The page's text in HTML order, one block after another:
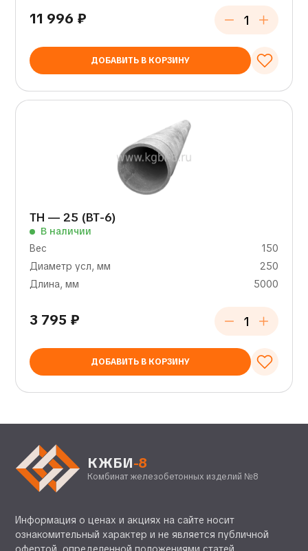
11 996 ₽
ДОБАВИТЬ В КОРЗИНУ
ТН — 25 (ВТ-6)
В наличии
Вес
150
Диаметр усл, мм
250
Длина, мм
5000
3 795 ₽
ДОБАВИТЬ В КОРЗИНУ
КЖБИ-8
Комбинат железобетонных изделий №8
Информация о ценах и акциях на сайте носит
ознакомительный характер и не является публичной